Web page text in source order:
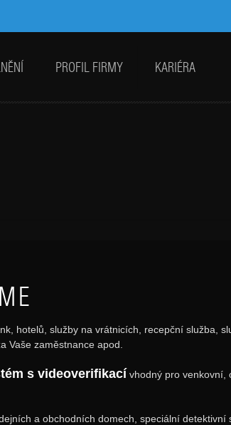
PROFIL FIRMY KARIÉRA
hotelů, služby na vrátnicích, recepční služba,
Vaše zaměstnance apod.
s videoverifikací vhodný pro venkovní,
a obchodních domech, speciální detektivní